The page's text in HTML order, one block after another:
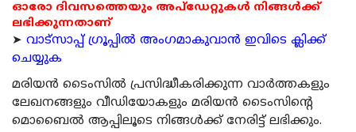
ഓരോ ദിവസത്തെയും അപ്ഡേറ്റുകൾ നിങ്ങൾക്ക്
ലഭിക്കുന്നതാണ്
➤ വാട്സാപ്പ് ഗ്രൂപ്പിൽ അംഗമാകുവാൻ ഇവിടെ ക്ലിക്ക്
ചെയ്യുക
മരിയന്‍ ടൈംസില്‍ പ്രസിദ്ധീകരിക്കുന്ന വാര്‍ത്തകളും
ലേഖനങ്ങളും വീഡിയോകളും മരിയന്‍ ടൈംസിന്റെ
മൊബൈല്‍ ആപ്പിലൂടെ നിങ്ങള്‍ക്ക് നേരിട്ട് ലഭിക്കും.